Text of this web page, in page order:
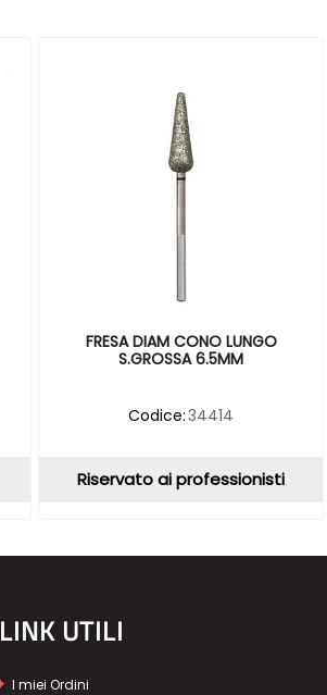
FRESA DIAM CONO LUNGO
S.GROSSA 6.5MM
Codice:34414
Riservato ai professionisti
LINK UTILI
I miei Ordini